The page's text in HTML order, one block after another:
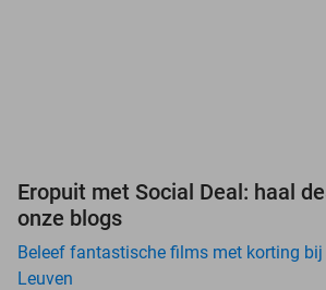
Eropuit met Social Deal: haal
onze blogs
Beleef fantastische films met korting bij
Leuven